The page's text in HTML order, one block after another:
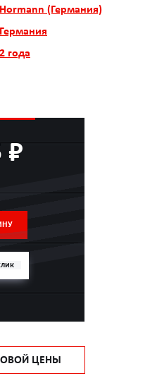
Hormann (Германия)
Германия
2 года
₽
ЦЕНЫ